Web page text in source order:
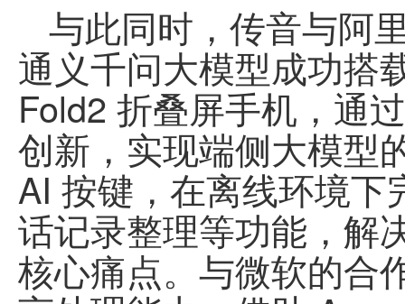
与此同时，传音与阿
通义千问大模型成功搭
Fold2 折叠屏手机，通
创新，实现端侧大模型
AI 按键，在离线环境
话记录整理等功能，解
核心痛点。与微软的合